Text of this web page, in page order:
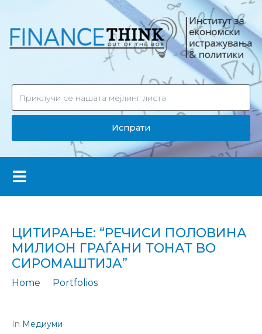
Испрати
ЦИТИРАЊЕ: “РЕЧИСИ ПОЛОВИНА
МИЛИОН ГРАЃАНИ ТОНАТ ВО
СИРОМАШТИЈА”
Home
Portfolios
In Медиуми